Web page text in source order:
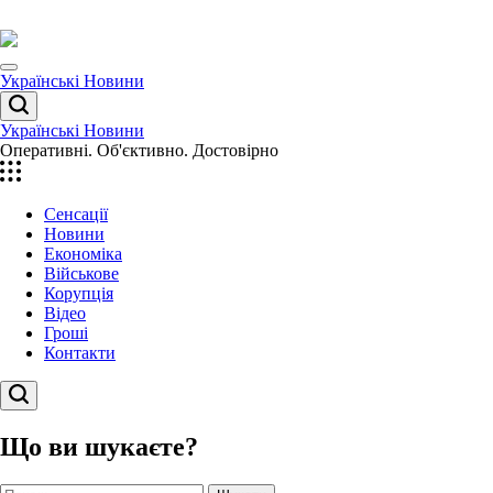
до
вмісту
Menu
Українські Новини
Пошук
Українські Новини
Оперативні. Об'єктивно. Достовірно
Сенсації
Новини
Економіка
Військове
Корупція
Відео
Гроші
Контакти
Пошук
Що ви шукаєте?